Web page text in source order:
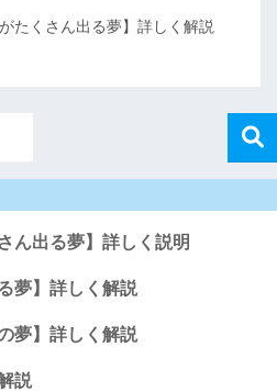
たくさん出る夢】詳しく解説
ん出る夢】詳しく説明
夢】詳しく解説
夢】詳しく解説
説